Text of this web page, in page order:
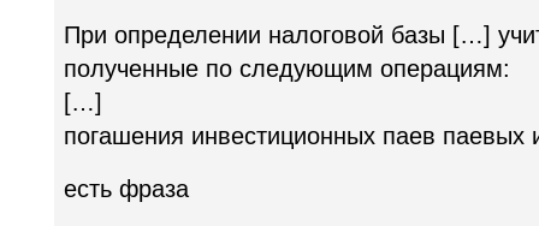
При определении налоговой базы […]
полученные по следующим операциям:
[…]
погашения инвестиционных паев
есть фраза